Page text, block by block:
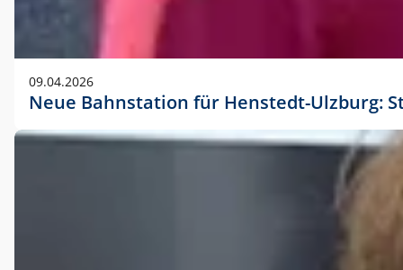
09.04.2026
Neue Bahnstation für Henstedt-Ulzburg: